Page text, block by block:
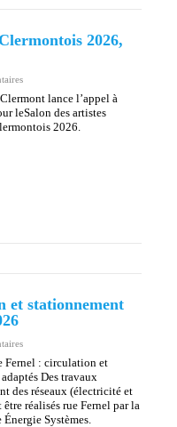
2026,
lance l’appel à
leSalon des artistes
2026.
et stationnement
Fernel : circulation et
Des travaux
des réseaux (électricité et
réalisés rue Fernel par la
Systèmes.